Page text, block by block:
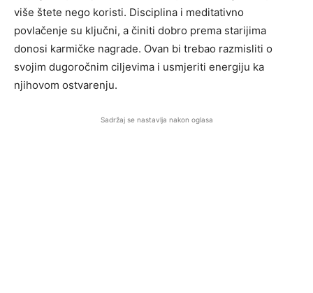
više štete nego koristi. Disciplina i meditativno
povlačenje su ključni, a činiti dobro prema starijima
donosi karmičke nagrade. Ovan bi trebao razmisliti o
svojim dugoročnim ciljevima i usmjeriti energiju ka
njihovom ostvarenju.
Sadržaj se nastavlja nakon oglasa